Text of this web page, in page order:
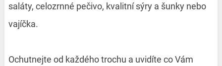
saláty, celozrnné pečivo, kvalitní sýry a šunky nebo
vajíčka.
Ochutnejte od každého trochu a uvidíte co Vám